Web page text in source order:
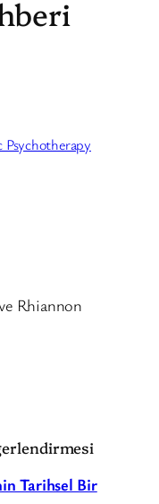
Psychotherapy
Rhiannon
Tarihsel Bir